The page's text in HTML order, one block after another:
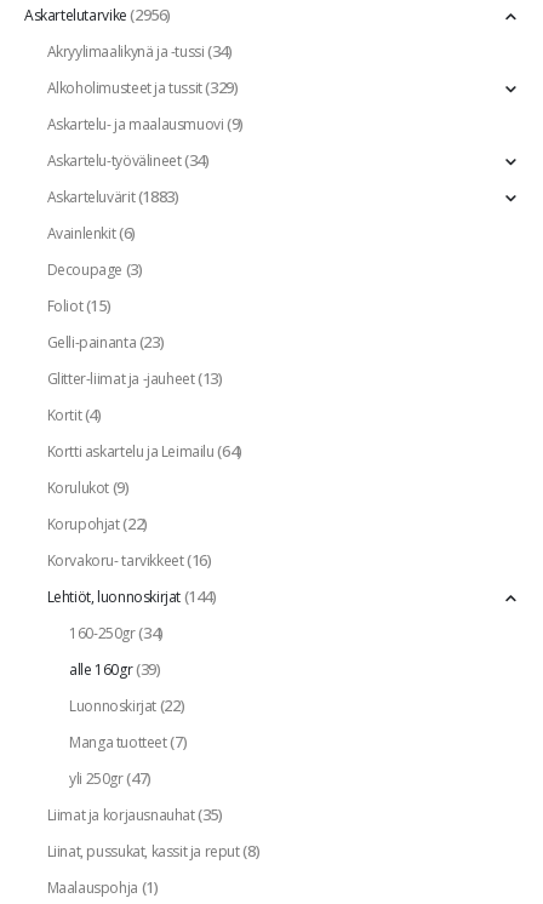
Askartelutarvike(2956)
Akryylimaalikynä ja -tussi(34)
Alkoholimusteet ja tussit(329)
Askartelu- ja maalausmuovi(9)
Askartelu-työvälineet(34)
Askarteluvärit(1883)
Avainlenkit(6)
Decoupage (3)
Foliot(15)
Gelli-painanta(23)
Glitter-liimat ja -jauheet(13)
Kortit(4)
Kortti askartelu ja Leimailu(64)
Korulukot(9)
Korupohjat(22)
Korvakoru- tarvikkeet(16)
Lehtiöt, luonnoskirjat(144)
160-250gr(34)
alle 160gr(39)
Luonnoskirjat(22)
Manga tuotteet(7)
yli 250gr(47)
Liimat ja korjausnauhat(35)
Liinat, pussukat, kassit ja reput(8)
Maalauspohja (1)